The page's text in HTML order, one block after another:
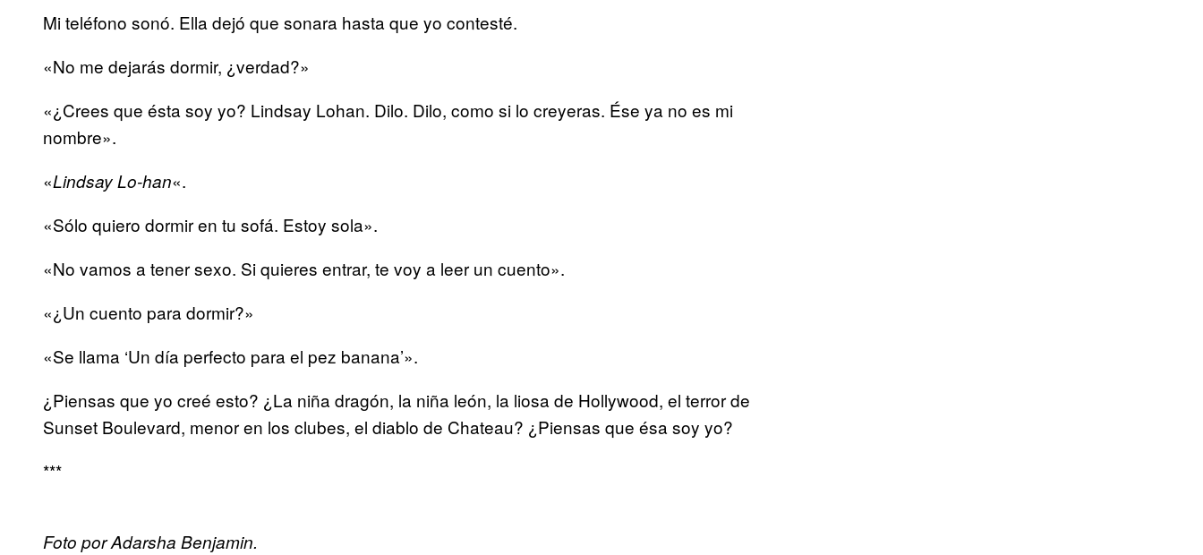
Mi teléfono sonó. Ella dejó que sonara hasta que yo contesté.
«No me dejarás dormir, ¿verdad?»
«¿Crees que ésta soy yo? Lindsay Lohan. Dilo. Dilo, como si lo creyeras. Ése ya no es mi
nombre».
«Lindsay Lo-han«.
«Sólo quiero dormir en tu sofá. Estoy sola».
«No vamos a tener sexo. Si quieres entrar, te voy a leer un cuento».
«¿Un cuento para dormir?»
«Se llama ‘Un día perfecto para el pez banana’».
¿Piensas que yo creé esto? ¿La niña dragón, la niña león, la liosa de Hollywood, el terror de
Sunset Boulevard, menor en los clubes, el diablo de Chateau? ¿Piensas que ésa soy yo?
***
Foto por Adarsha Benjamin.